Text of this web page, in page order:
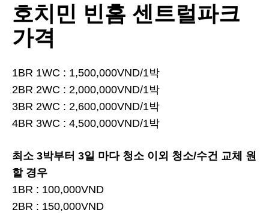
호치민 빈홈 센트럴파크
가격
1BR 1WC : 1,500,000VND/1박
2BR 2WC : 2,000,000VND/1박
3BR 2WC : 2,600,000VND/1박
4BR 3WC : 4,500,000VND/1박
최소 3박부터 3일 마다 청소 이외 청소/수건 교체 원
할 경우
1BR : 100,000VND
2BR : 150,000VND